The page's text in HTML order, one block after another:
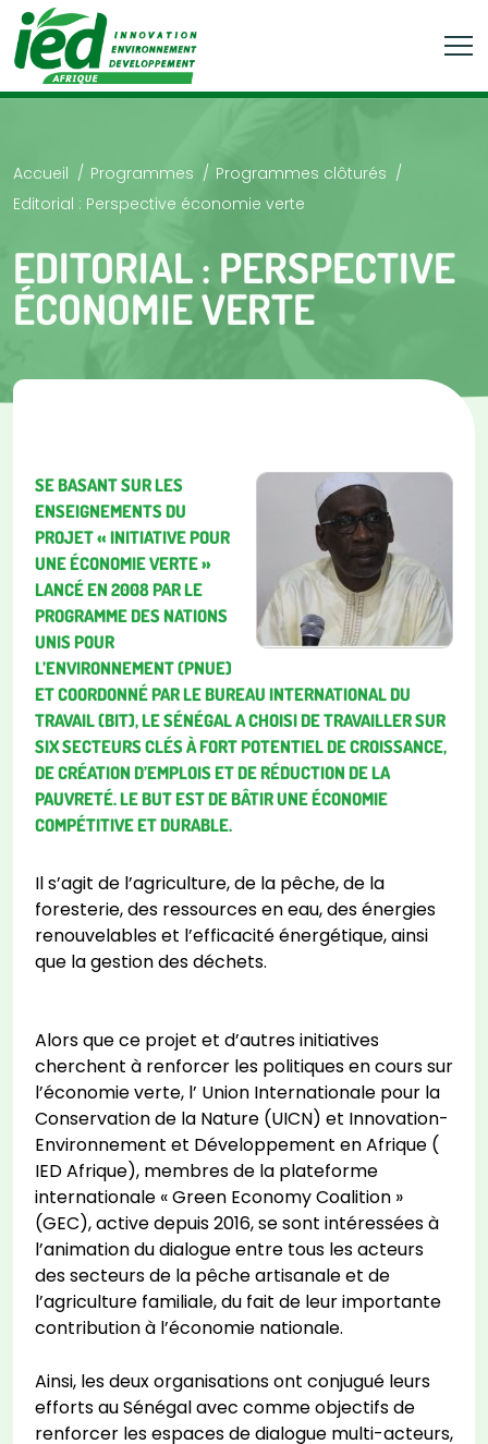
Accueil Programmes
Programmes clôturés
Editorial : Perspective économie verte
EDITORIAL : PERSPECTIVE
ÉCONOMIE VERTE
SE BASANT SUR LES
ENSEIGNEMENTS DU
PROJET « INITIATIVE POUR
UNE ÉCONOMIE VERTE »
LANCÉ EN 2008 PAR LE
PROGRAMME DES NATIONS
UNIS POUR
L’ENVIRONNEMENT (PNUE)
ET COORDONNÉ PAR LE BUREAU INTERNATIONAL DU
TRAVAIL (BIT), LE SÉNÉGAL A CHOISI DE TRAVAILLER SUR
SIX SECTEURS CLÉS À FORT POTENTIEL DE CROISSANCE,
DE CRÉATION D’EMPLOIS ET DE RÉDUCTION DE LA
PAUVRETÉ. LE BUT EST DE BÂTIR UNE ÉCONOMIE
COMPÉTITIVE ET DURABLE.
Il s’agit de l’agriculture, de la pêche, de la
foresterie, des ressources en eau, des énergies
renouvelables et l’efficacité énergétique, ainsi
que la gestion des déchets.
Alors que ce projet et d’autres initiatives
cherchent à renforcer les politiques en cours sur
l’économie verte, l’ Union Internationale pour la
Conservation de la Nature (UICN) et Innovation-
Environnement et Développement en Afrique (
IED Afrique), membres de la plateforme
internationale « Green Economy Coalition »
(GEC), active depuis 2016, se sont intéressées à
l’animation du dialogue entre tous les acteurs
des secteurs de la pêche artisanale et de
l’agriculture familiale, du fait de leur importante
contribution à l’économie nationale.
Ainsi, les deux organisations ont conjugué leurs
efforts au Sénégal avec comme objectifs de
renforcer les espaces de dialogue multi-acteurs,